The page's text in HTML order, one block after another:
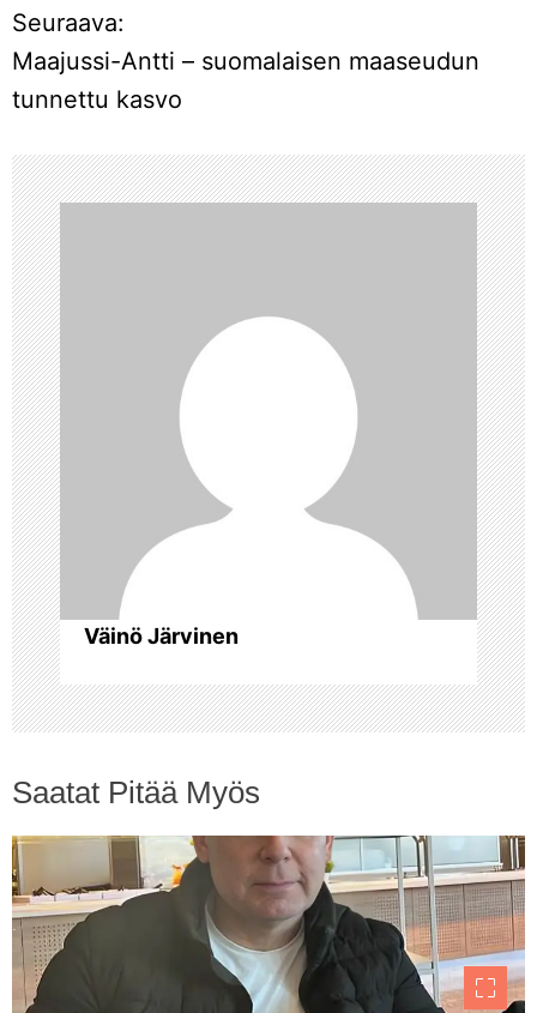
t
i
k
k
e
l
i
e
n
s
e
l
a
u
s
Seuraava:
Maajussi-Antti – suomalaisen maaseudun
tunnettu kasvo
Väinö Järvinen
Saatat Pitää Myös